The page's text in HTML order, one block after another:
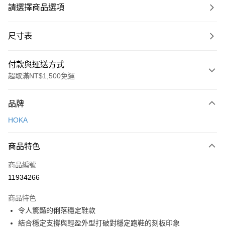
請選擇商品選項
尺寸表
付款與運送方式
超取滿NT$1,500免運
信用卡一次付款
Apple Pay
悠遊付
7-11取貨(快速到店)
每筆NT$100，滿NT$1,500(含以上)免運費
品牌
HOKA
商品特色
商品編號
11934266
商品特色
令人驚豔的俐落穩定鞋款
結合穩定支撐與輕盈外型打破對穩定跑鞋的刻板印象